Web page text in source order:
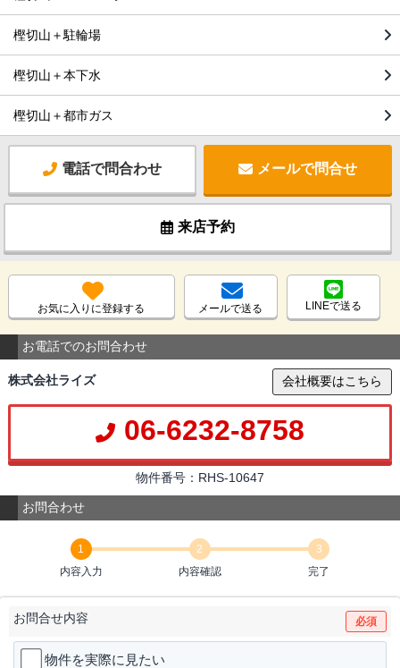
樫切山＋駐輪場
樫切山＋本下水
樫切山＋都市ガス
電話で問合わせ メールで問合せ
来店予約
お気に入りに登録する メールで送る LINEで送る
お電話でのお問合わせ
株式会社ライズ 会社概要はこちら
06-6232-8758
物件番号：RHS-10647
お問合わせ
1
内容入力
2
内容確認
3
完了
お問合せ内容 必須
物件を実際に見たい